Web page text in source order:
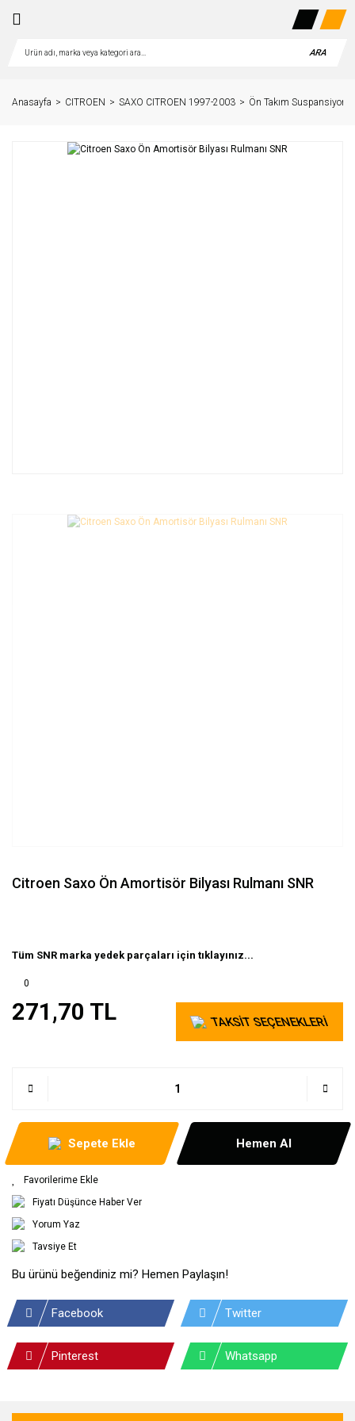
ARA
Anasayfa CITROEN SAXO CITROEN 1997-2003 Ön Takım Suspansiyon
Citroen Saxo Ön Amortisör Bilyası Rulmanı SNR
Tüm SNR marka yedek parçaları için tıklayınız...
0
271,70 TL TAKSİT SEÇENEKLERİ
Sepete Ekle Hemen Al
Fiyatı Düşünce Haber Ver
Yorum Yaz
Tavsiye Et
Bu ürünü beğendiniz mi? Hemen Paylaşın!
Facebook Twitter
Pinterest Whatsapp